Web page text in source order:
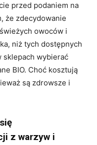
przed podaniem na
że zdecydowanie
owoców i
niż tych dostępnych
sklepach wybierać
BIO. Choć kosztują
są zdrowsze i
z warzyw i